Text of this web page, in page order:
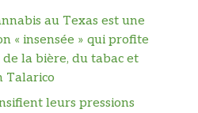
au Texas est une
« insensée » qui profite
la bière, du tabac et
Talarico
leurs pressions